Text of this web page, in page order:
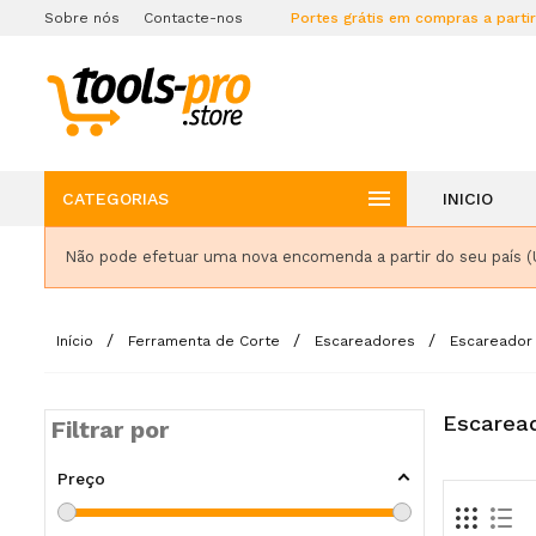
Sobre nós Contacte-nos Portes grátis em compras a
CATEGORIAS  INICIO
Não pode efetuar uma nova encomenda a partir do seu país
Início Ferramenta de Corte Escareadores Escareador
Filtrar por
Preço